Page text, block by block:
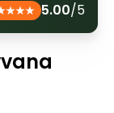
5.00/5